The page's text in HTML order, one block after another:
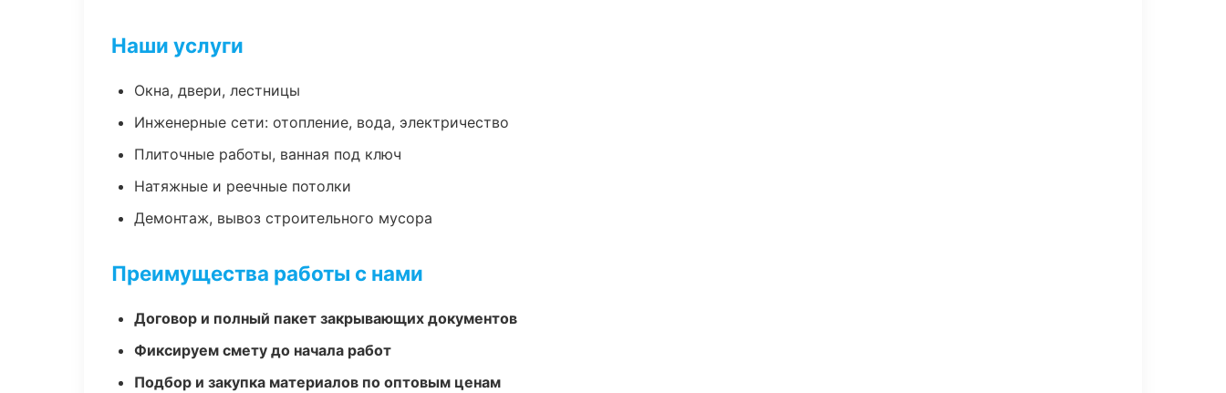
Наши услуги
Окна, двери, лестницы
Инженерные сети: отопление, вода, электричество
Плиточные работы, ванная под ключ
Натяжные и реечные потолки
Демонтаж, вывоз строительного мусора
Преимущества работы с нами
Договор и полный пакет закрывающих документов
Фиксируем смету до начала работ
Подбор и закупка материалов по оптовым ценам